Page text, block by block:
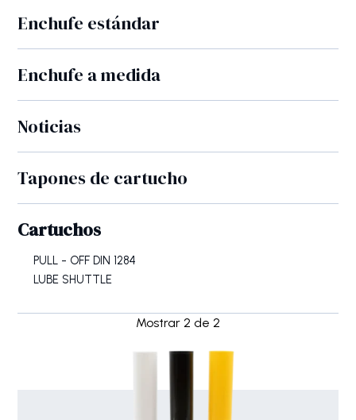
Enchufe estándar
Enchufe a medida
Noticias
Tapones de cartucho
Cartuchos
PULL - OFF DIN 1284
LUBE SHUTTLE
Mostrar 2 de 2